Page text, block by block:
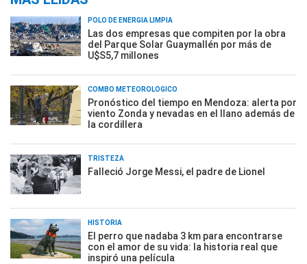
POLO DE ENERGÍA LIMPIA
Las dos empresas que compiten por la obra
del Parque Solar Guaymallén por más de
U$S5,7 millones
COMBO METEOROLÓGICO
Pronóstico del tiempo en Mendoza: alerta por
viento Zonda y nevadas en el llano además de
la cordillera
TRISTEZA
Falleció Jorge Messi, el padre de Lionel
HISTORIA
El perro que nadaba 3 km para encontrarse
con el amor de su vida: la historia real que
inspiró una película